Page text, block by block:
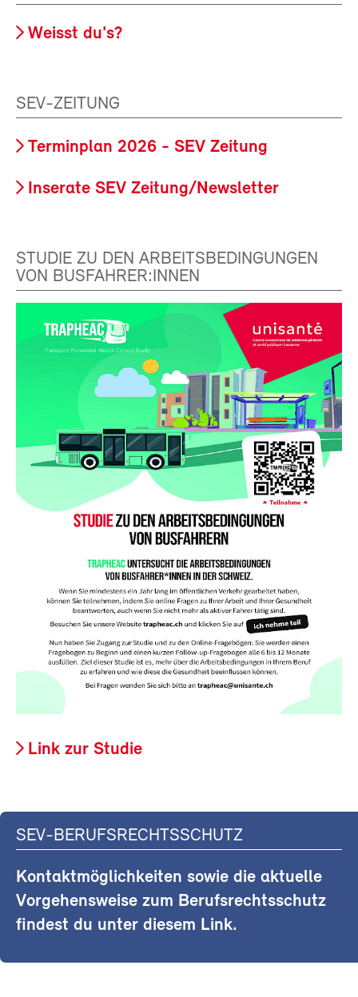
Weisst du's?
SEV-ZEITUNG
Terminplan 2026 - SEV Zeitung
Inserate SEV Zeitung/Newsletter
STUDIE ZU DEN ARBEITSBEDINGUNGEN
VON BUSFAHRER:INNEN
Link zur Studie
SEV-BERUFSRECHTSSCHUTZ
Kontaktmöglichkeiten sowie die aktuelle
Vorgehensweise zum Berufsrechtsschutz
findest du unter diesem Link.